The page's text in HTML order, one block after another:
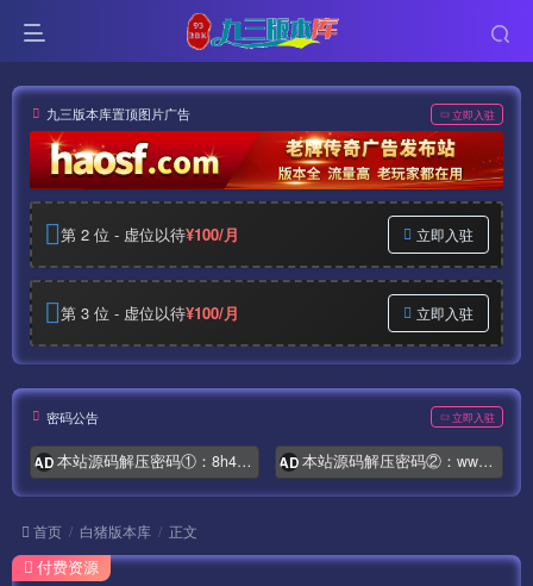
九三版本库置顶图片广告 立即入驻
第 2 位 - 虚位以待¥100/月 立即入驻
第 3 位 - 虚位以待¥100/月 立即入驻
密码公告 立即入驻
AD 本站源码解压密码①：8h4.com AD 本站源码解压密码②：www.syymw.com
首页 白猪版本库 正文
付费资源